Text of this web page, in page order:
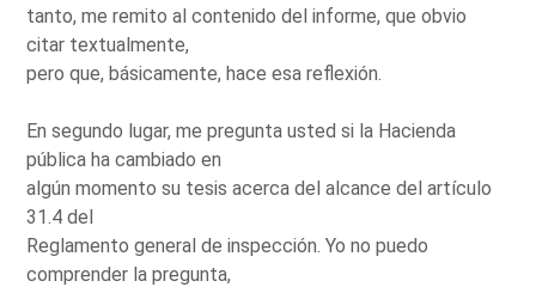
tanto, me remito al contenido del informe, que obvio
citar textualmente,
pero que, básicamente, hace esa reflexión.
En segundo lugar, me pregunta usted si la Hacienda
pública ha cambiado en
algún momento su tesis acerca del alcance del artículo
31.4 del
Reglamento general de inspección. Yo no puedo
comprender la pregunta,